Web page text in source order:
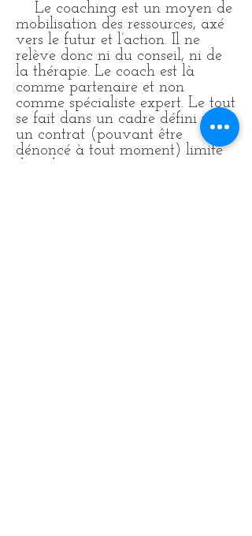
Le coaching est un moyen de
mobilisation des ressources, axé
vers le futur et l’action. Il ne
relève donc ni du conseil, ni de
la thérapie. Le coach est là
comme partenaire et non
comme spécialiste expert. Le tout
se fait dans un cadre défini par
un contrat (pouvant être
dénoncé à tout moment) limité